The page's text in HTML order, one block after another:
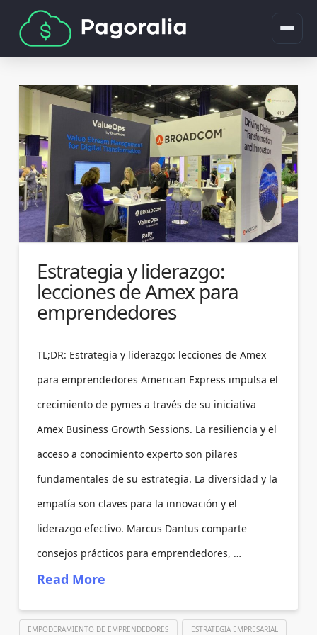
Estrategia y liderazgo:
lecciones de Amex para
emprendedores
TL;DR: Estrategia y liderazgo: lecciones de Amex
para emprendedores American Express impulsa el
crecimiento de pymes a través de su iniciativa
Amex Business Growth Sessions. La resiliencia y el
acceso a conocimiento experto son pilares
fundamentales de su estrategia. La diversidad y la
empatía son claves para la innovación y el
liderazgo efectivo. Marcus Dantus comparte
consejos prácticos para emprendedores, …
Read More
EMPODERAMIENTO DE EMPRENDEDORES ESTRATEGIA EMPRESARIAL